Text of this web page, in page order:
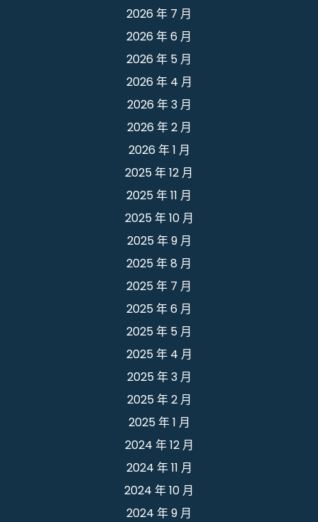
2026 年 7 月
2026 年 6 月
2026 年 5 月
2026 年 4 月
2026 年 3 月
2026 年 2 月
2026 年 1 月
2025 年 12 月
2025 年 11 月
2025 年 10 月
2025 年 9 月
2025 年 8 月
2025 年 7 月
2025 年 6 月
2025 年 5 月
2025 年 4 月
2025 年 3 月
2025 年 2 月
2025 年 1 月
2024 年 12 月
2024 年 11 月
2024 年 10 月
2024 年 9 月